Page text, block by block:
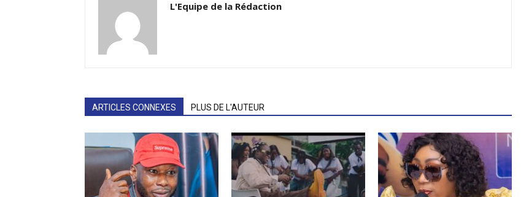
L'Equipe de la Rédaction
ARTICLES CONNEXES PLUS DE L'AUTEUR